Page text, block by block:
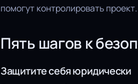
помогут контролировать проект.
Пять шагов к
Защитите себя юридически